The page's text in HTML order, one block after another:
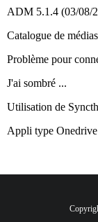
ADM 5.1.4 (03/08/
Catalogue de
Problème pour
J'ai sombré ...
Utilisation de
Appli type